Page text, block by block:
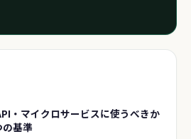
・マイクロサービスに使うべきか
基準